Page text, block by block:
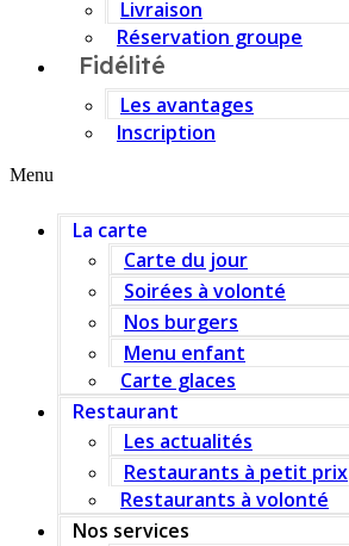
Livraison
Réservation groupe
Fidélité
Les avantages
Inscription
Menu
La carte
Carte du jour
Soirées à volonté
Nos burgers
Menu enfant
Carte glaces
Restaurant
Les actualités
Restaurants à petit prix
Restaurants à volonté
Nos services